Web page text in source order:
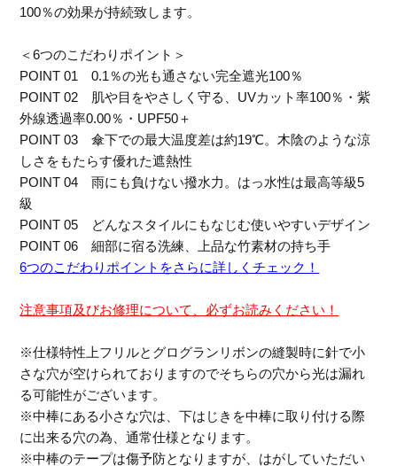
Stay inthe Loop
100％の効果が持続致します。
＜6つのこだわりポイント＞
POINT 01 0.1％の光も通さない完全遮光100％
POINT 02 肌や目をやさしく守る、UVカット率100％・紫
外線透過率0.00％・UPF50＋
POINT 03 傘下での最大温度差は約19℃。木陰のような涼
しさをもたらす優れた遮熱性
POINT 04 雨にも負けない撥水力。はっ水性は最高等級5
級
POINT 05 どんなスタイルにもなじむ使いやすいデザイン
POINT 06 細部に宿る洗練、上品な竹素材の持ち手
6つのこだわりポイントをさらに詳しくチェック！
注意事項及びお修理について、必ずお読みください！
※仕様特性上フリルとグログランリボンの縫製時に針で小
さな穴が空けられておりますのでそちらの穴から光は漏れ
る可能性がございます。
※中棒にある小さな穴は、下はじきを中棒に取り付ける際
に出来る穴の為、通常仕様となります。
※中棒のテープは傷予防となりますが、はがしていただい